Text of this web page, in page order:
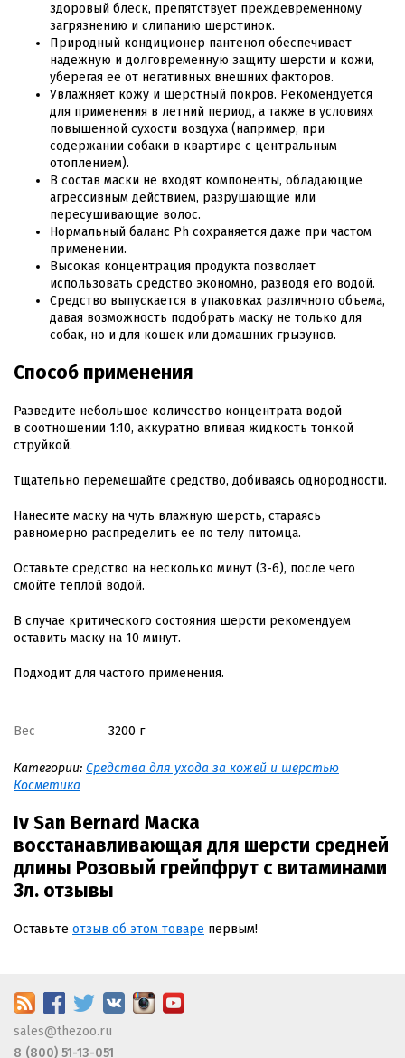
здоровый блеск, препятствует преждевременному
загрязнению и слипанию шерстинок.
Природный кондиционер пантенол обеспечивает
надежную и долговременную защиту шерсти и кожи,
уберегая ее от негативных внешних факторов.
Увлажняет кожу и шерстный покров. Рекомендуется
для применения в летний период, а также в условиях
повышенной сухости воздуха (например, при
содержании собаки в квартире с центральным
отоплением).
В состав маски не входят компоненты, обладающие
агрессивным действием, разрушающие или
пересушивающие волос.
Нормальный баланс Ph сохраняется даже при частом
применении.
Высокая концентрация продукта позволяет
использовать средство экономно, разводя его водой.
Средство выпускается в упаковках различного объема,
давая возможность подобрать маску не только для
собак, но и для кошек или домашних грызунов.
Способ применения
Разведите небольшое количество концентрата водой
в соотношении 1:10, аккуратно вливая жидкость тонкой
струйкой.
Тщательно перемешайте средство, добиваясь однородности.
Нанесите маску на чуть влажную шерсть, стараясь
равномерно распределить ее по телу питомца.
Оставьте средство на несколько минут (3-6), после чего
смойте теплой водой.
В случае критического состояния шерсти рекомендуем
оставить маску на 10 минут.
Подходит для частого применения.
Вес 3200 г
Категории: Средства для ухода за кожей и шерстью
Косметика
Iv San Bernard Маска
восстанавливающая для шерсти средней
длины Розовый грейпфрут с витаминами
3л. отзывы
Оставьте отзыв об этом товаре первым!
sales@thezoo.ru
8 (800) 51-13-051